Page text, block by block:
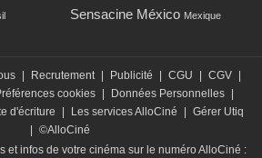
Sensacine México Mexique
Recrutement Publicité CGU CGV
cookies Données Personnelles
d'écriture Les services AlloCiné
Gérer Utiq
©AlloCiné
et infos de votre cinéma sur le numéro AlloCiné :